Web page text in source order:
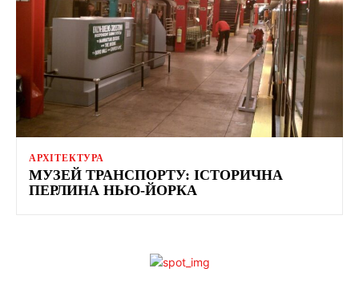
АРХІТЕКТУРА
МУЗЕЙ ТРАНСПОРТУ: ІСТОРИЧНА
ПЕРЛИНА НЬЮ-ЙОРКА